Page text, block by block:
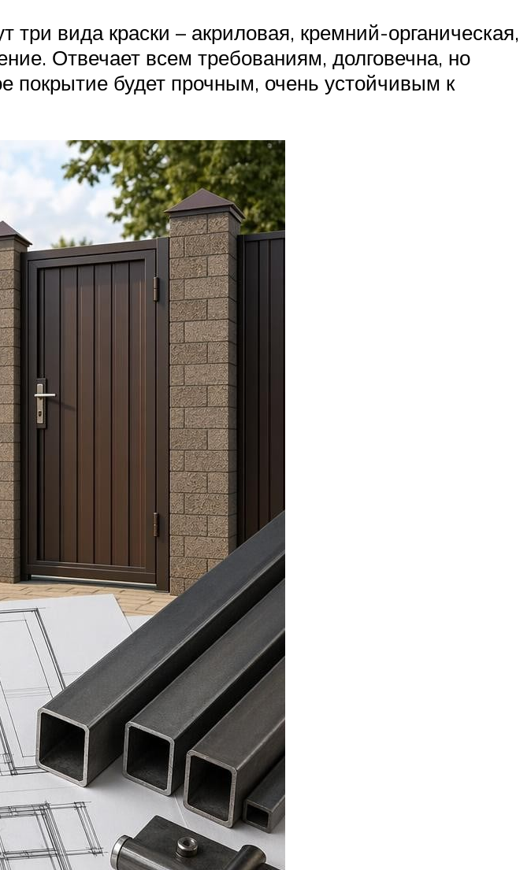
три вида краски – акриловая, кремний-органическая,
Отвечает всем требованиям, долговечна, но
покрытие будет прочным, очень устойчивым к